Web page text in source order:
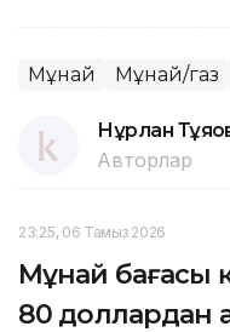
Мұнай Мұнай/газ
Нұрлан
Авторлар
23:25, 06 Тамыз 2026
Мұнай бағасы
80 доллардан